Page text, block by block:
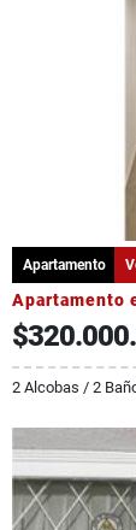
Apartamento
Apartamento
2 Alcobas / 2